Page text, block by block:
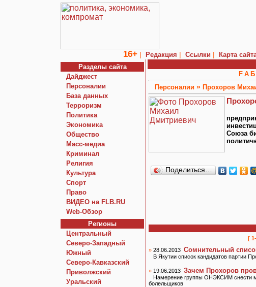
16+ | Редакция | Ссылки |
Карта
Разделы сайта
Дайджест
Персоналии
База данных
Терроризм
Политика
Экономика
Общество
Macc-медиа
Криминал
Религия
Культура
Спорт
Право
ВИДЕО на FLB.RU
Web-Обзор
Регионы
Центральный
Северо-Западный
Южный
Северо-Кавказский
Приволжский
Уральский
F А Б
Персоналии » Прохоров
Союза
Поделиться…
[
» 28.06.2013 Сомнительный
В Якутии список кандидатов партии
» 19.06.2013 Зачем Прохоров
Намерение группы ОНЭКСИМ снести
болельщиков